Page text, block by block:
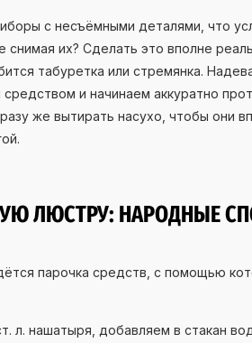
с несъёмными деталями, что
их? Сделать это вполне
табуретка или стремянка.
и начинаем аккуратно
же вытирать насухо, чтобы они
ЛЮСТРУ: НАРОДНЫЕ
парочка средств, с помощью
л. нашатыря, добавляем в стакан